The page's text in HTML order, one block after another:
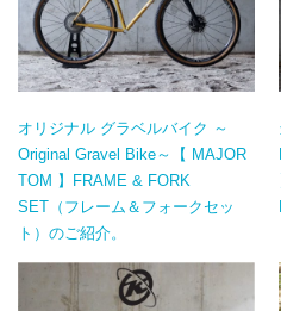
オリジナル グラベルバイク ～
Original Gravel Bike～【 MAJOR
TOM 】FRAME & FORK
SET（フレーム＆フォークセッ
ト）のご紹介。